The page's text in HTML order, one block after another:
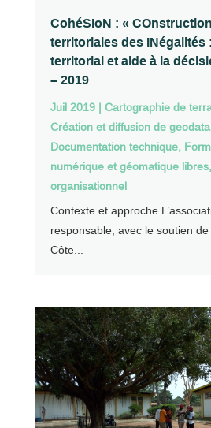
CohéSIoN : «
territoriales des INégalités
territorial et aide à la
– 2019
Juil 2019| Cartographie de
Création et diffusion de
Documentation technique,
numérique et géomatique libres,
organisationnel
Contexte et approche
responsable, avec le soutien de
Côte...